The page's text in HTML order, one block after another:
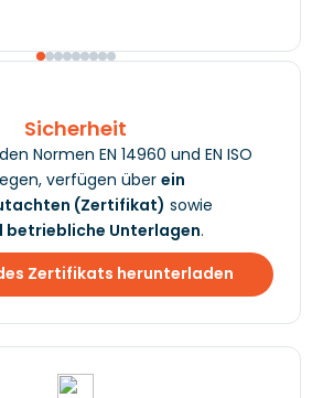
Sicherheit
Normen EN 14960 und EN ISO
verfügen über ein
(Zertifikat) sowie
betriebliche Unterlagen.
Zertifikats herunterladen